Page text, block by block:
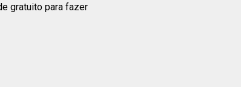
gratuito para fazer